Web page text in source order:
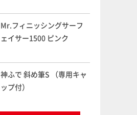
Mr.フィニッシングサーフ
ェイサー1500 ピンク
神ふで 斜め筆S （専用キャ
ップ付）